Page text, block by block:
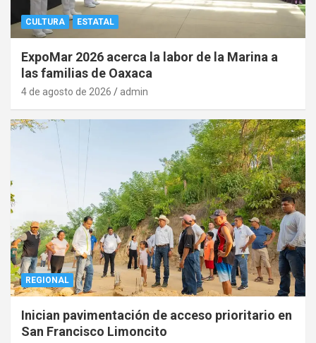
CULTURA ESTATAL
ExpoMar 2026 acerca la labor de la Marina a
las familias de Oaxaca
4 de agosto de 2026 admin
REGIONAL
Inician pavimentación de acceso prioritario en
San Francisco Limoncito